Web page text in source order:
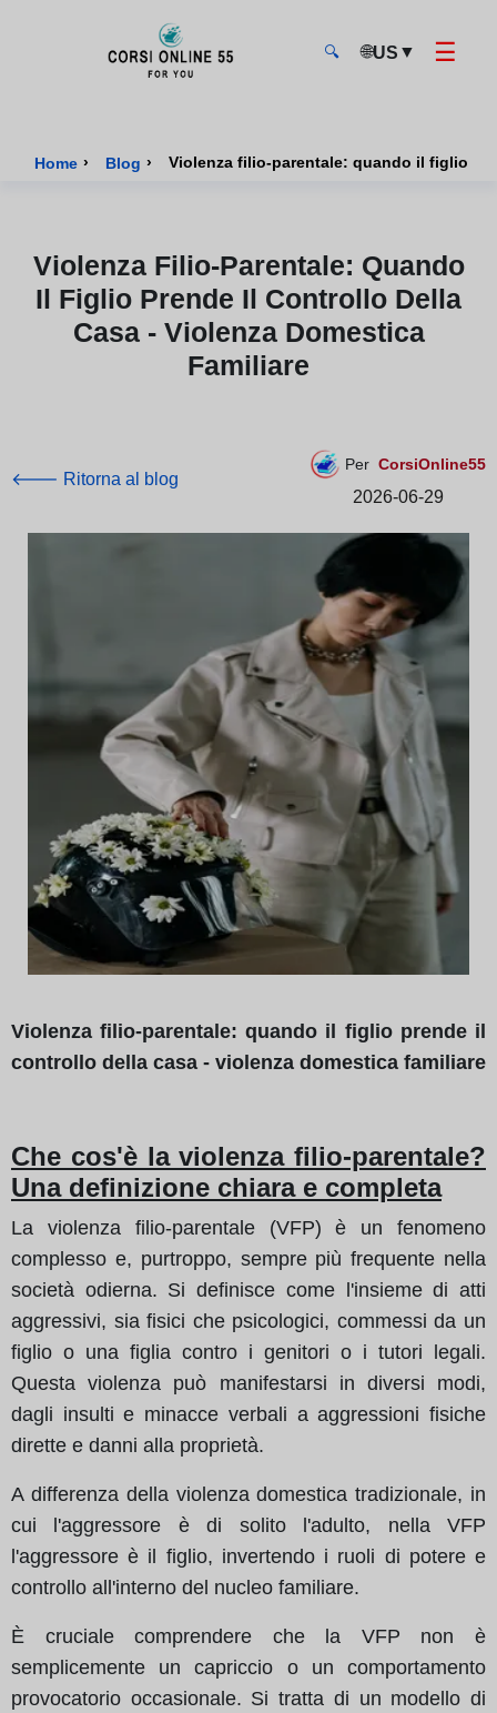
🔍 🌐US ▼ ☰
Home › Blog › Violenza filio-parentale: quando il figlio
Violenza Filio-Parentale: Quando
Il Figlio Prende Il Controllo Della
Casa - Violenza Domestica
Familiare
🡐 Ritorna al blog
Per CorsiOnline55
2026-06-29
Violenza filio-parentale: quando il figlio prende il
controllo della casa - violenza domestica familiare
Che cos'è la violenza filio-parentale?
Una definizione chiara e completa
La violenza filio-parentale (VFP) è un fenomeno
complesso e, purtroppo, sempre più frequente nella
società odierna. Si definisce come l'insieme di atti
aggressivi, sia fisici che psicologici, commessi da un
figlio o una figlia contro i genitori o i tutori legali.
Questa violenza può manifestarsi in diversi modi,
dagli insulti e minacce verbali a aggressioni fisiche
dirette e danni alla proprietà.
A differenza della violenza domestica tradizionale, in
cui l'aggressore è di solito l'adulto, nella VFP
l'aggressore è il figlio, invertendo i ruoli di potere e
controllo all'interno del nucleo familiare.
È cruciale comprendere che la VFP non è
semplicemente un capriccio o un comportamento
provocatorio occasionale. Si tratta di un modello di